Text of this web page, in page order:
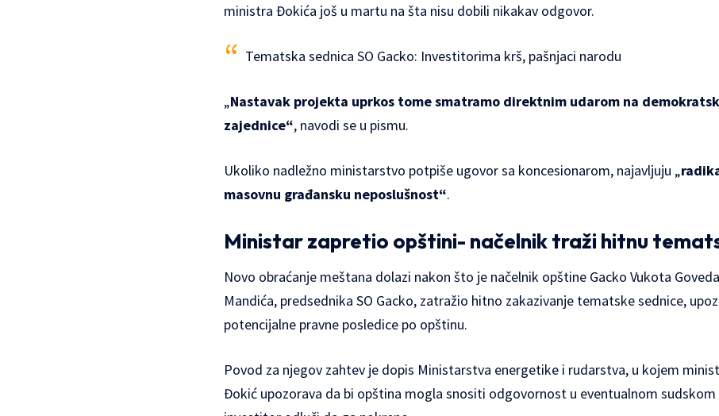
ministra Đokića još u martu na šta nisu dobili nikakav odgovor.
Tematska sednica SO Gacko: Investitorima krš, pašnjaci narodu
„Nastavak projekta uprkos tome smatramo direktnim udarom na
zajednice“, navodi se u pismu.
Ukoliko nadležno ministarstvo potpiše ugovor sa koncesionarom, najavljuju „
masovnu građansku neposlušnost“.
Ministar zapretio opštini- načelnik traži hitnu
Novo obraćanje meštana dolazi nakon što je načelnik opštine Gacko Vukota
Mandića, predsednika SO Gacko, zatražio hitno zakazivanje tematske sednice,
potencijalne pravne posledice po opštinu.
Povod za njegov zahtev je dopis Ministarstva energetike i rudarstva, u kojem
Đokić upozorava da bi opština mogla snositi odgovornost u eventualnom